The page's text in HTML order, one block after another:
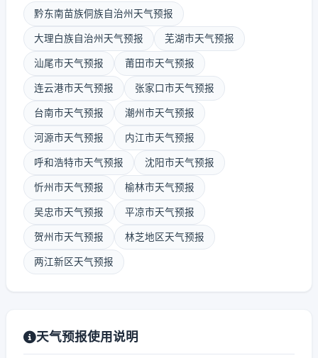
黔东南苗族侗族自治州天气预报
大理白族自治州天气预报 芜湖市天气预报
汕尾市天气预报 莆田市天气预报
连云港市天气预报 张家口市天气预报
台南市天气预报 潮州市天气预报
河源市天气预报 内江市天气预报
呼和浩特市天气预报 沈阳市天气预报
忻州市天气预报 榆林市天气预报
吴忠市天气预报 平凉市天气预报
贺州市天气预报 林芝地区天气预报
两江新区天气预报
天气预报使用说明